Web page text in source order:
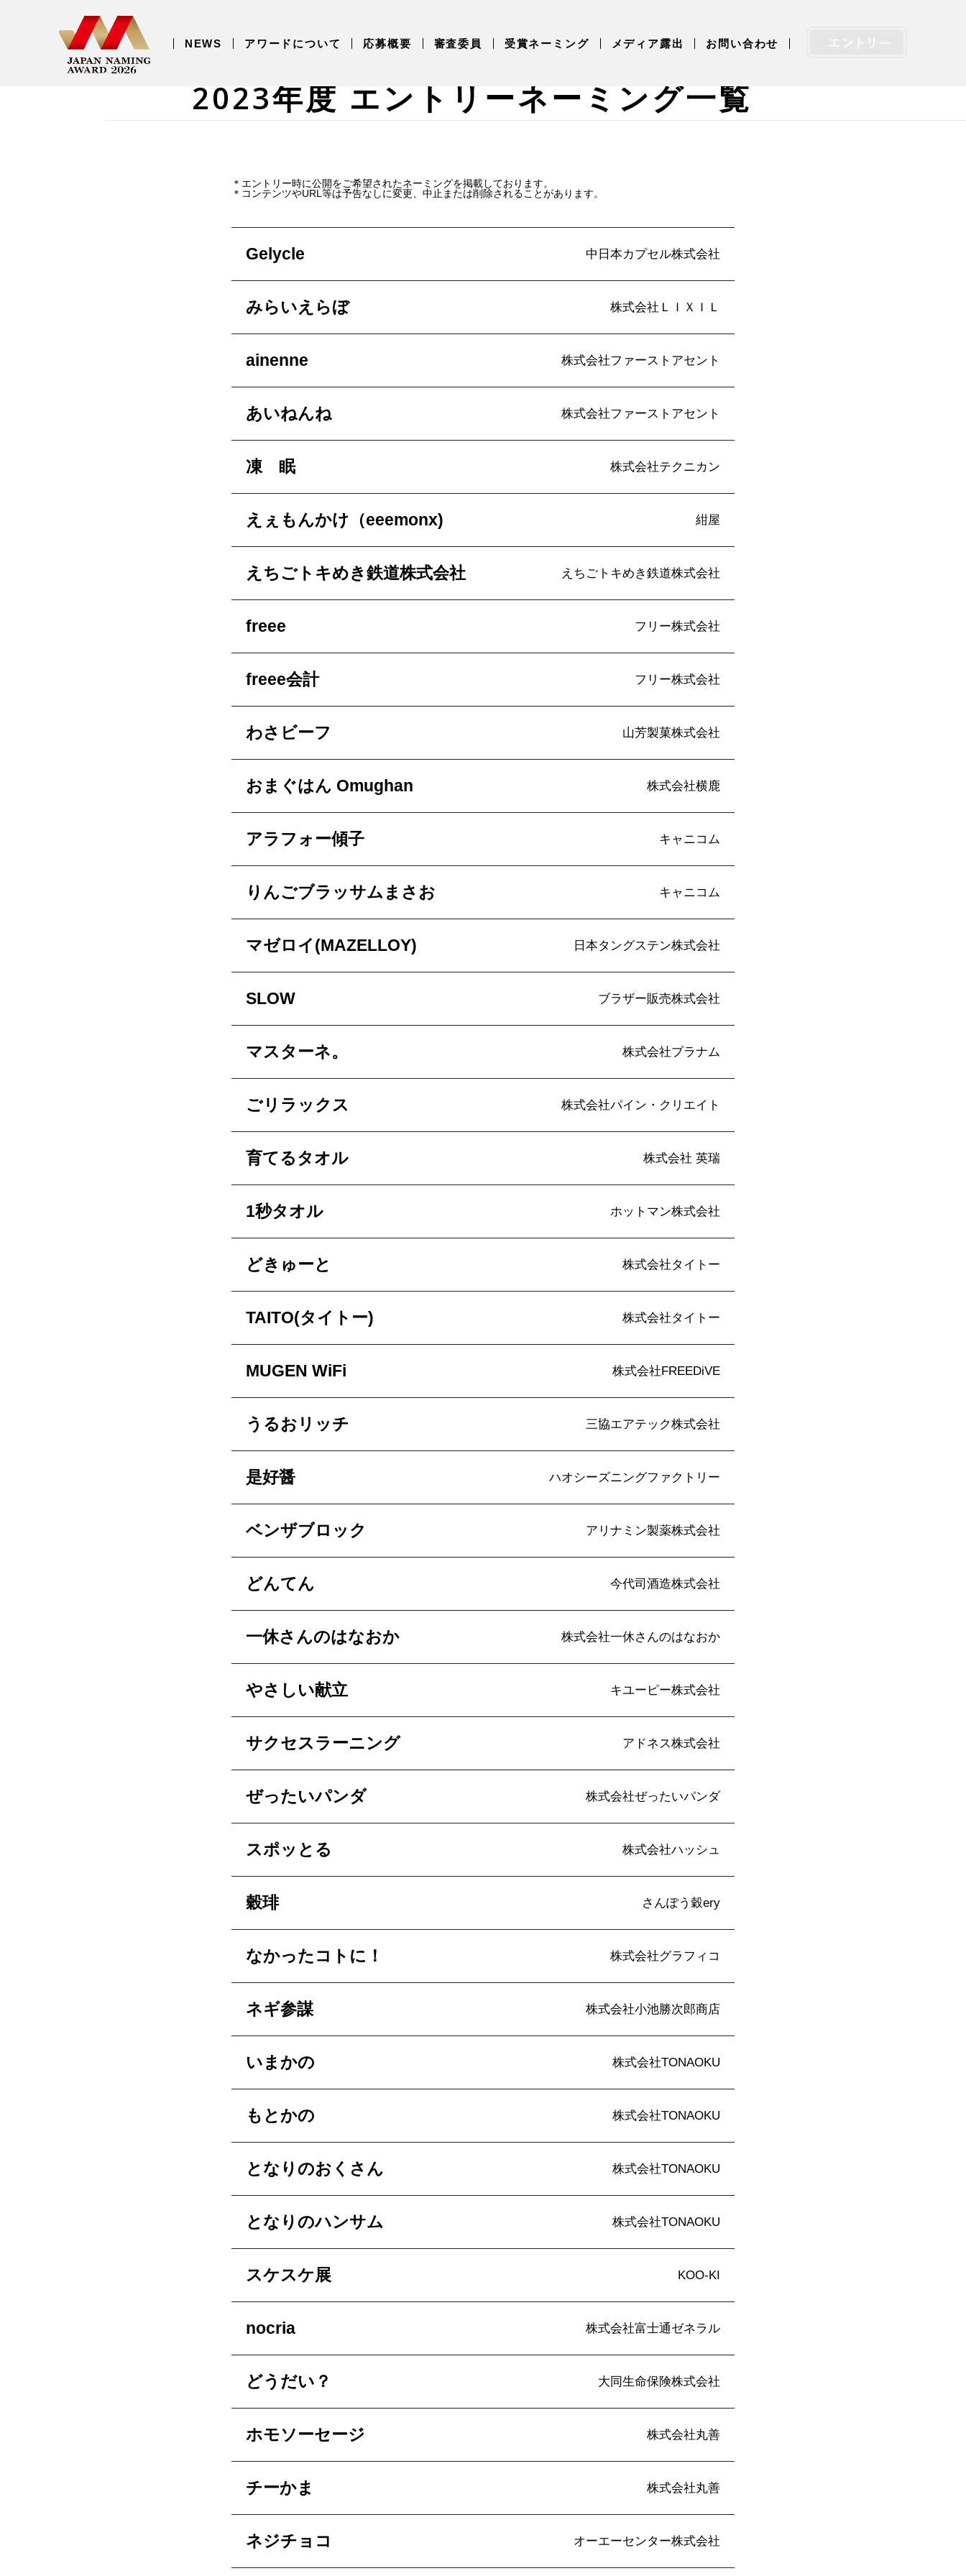
NEWS アワードについて 応募概要 審査委員 受賞ネーミング メディア露出 お問い合わせ
2023年度 エントリーネーミング一覧
＊エントリー時に公開をご希望されたネーミングを掲載しております。
＊コンテンツやURL等は予告なしに変更、中止または削除されることがあります。
Gelycle 中日本カプセル株式会社
みらいえらぼ 株式会社ＬＩＸＩＬ
ainenne 株式会社ファーストアセント
あいねんね 株式会社ファーストアセント
凍 眠 株式会社テクニカン
えぇもんかけ（eeemonx) 紺屋
えちごトキめき鉄道株式会社 えちごトキめき鉄道株式会社
freee フリー株式会社
freee会計 フリー株式会社
わさビーフ 山芳製菓株式会社
おまぐはん Omughan 株式会社横鹿
アラフォー傾子 キャニコム
りんごブラッサムまさお キャニコム
マゼロイ(MAZELLOY) 日本タングステン株式会社
SLOW ブラザー販売株式会社
マスターネ。 株式会社プラナム
ごリラックス 株式会社パイン・クリエイト
育てるタオル 株式会社 英瑞
1秒タオル ホットマン株式会社
どきゅーと 株式会社タイトー
TAITO(タイトー) 株式会社タイトー
MUGEN WiFi 株式会社FREEDiVE
うるおリッチ 三協エアテック株式会社
是好醤 ハオシーズニングファクトリー
ベンザブロック アリナミン製薬株式会社
どんてん 今代司酒造株式会社
一休さんのはなおか 株式会社一休さんのはなおか
やさしい献立 キユーピー株式会社
サクセスラーニング アドネス株式会社
ぜったいパンダ 株式会社ぜったいパンダ
スポッとる 株式会社ハッシュ
穀琲 さんぽう穀ery
なかったコトに！ 株式会社グラフィコ
ネギ参謀 株式会社小池勝次郎商店
いまかの 株式会社TONAOKU
もとかの 株式会社TONAOKU
となりのおくさん 株式会社TONAOKU
となりのハンサム 株式会社TONAOKU
スケスケ展 KOO-KI
nocria 株式会社富士通ゼネラル
どうだい？ 大同生命保険株式会社
ホモソーセージ 株式会社丸善
チーかま 株式会社丸善
ネジチョコ オーエーセンター株式会社